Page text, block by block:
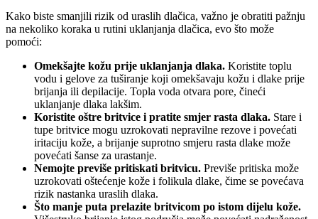
Kako biste smanjili rizik od uraslih dlačica, važno je obratiti pažnju
na nekoliko koraka u rutini uklanjanja dlačica, evo što može
pomoći:
Omekšajte kožu prije uklanjanja dlaka. Koristite toplu
vodu i gelove za tuširanje koji omekšavaju kožu i dlake prije
brijanja ili depilacije. Topla voda otvara pore, čineći
uklanjanje dlaka lakšim.
Koristite oštre britvice i pratite smjer rasta dlaka. Stare i
tupe britvice mogu uzrokovati nepravilne rezove i povećati
iritaciju kože, a brijanje suprotno smjeru rasta dlake može
povećati šanse za urastanje.
Nemojte previše pritiskati britvicu. Previše pritiska može
uzrokovati oštećenje kože i folikula dlake, čime se povećava
rizik nastanka uraslih dlaka.
Što manje puta prelazite britvicom po istom dijelu kože.